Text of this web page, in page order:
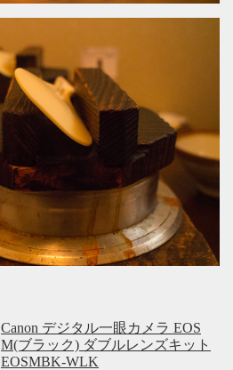
Canon デジタル一眼カメラ EOS
M(ブラック) ダブルレンズキット
EOSMBK-WLK